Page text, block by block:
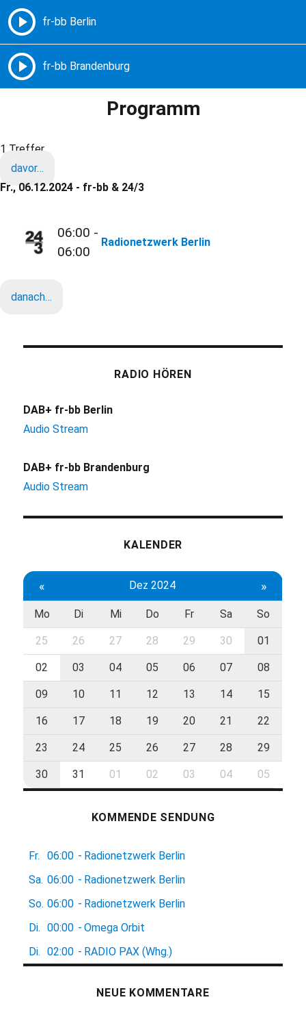
Freie Radios – Berlin Brandenburg
Programm
1 Treffer
davor…
Fr., 06.12.2024 - fr-bb & 24/3
06:00 -
06:00
Radionetzwerk Berlin
danach…
RADIO HÖREN
DAB+ fr-bb Berlin
Audio Stream
DAB+ fr-bb Brandenburg
Audio Stream
KALENDER
« Dez 2024 »
Mo Di Mi Do Fr Sa So
25 26 27 28 29 30 01
02 03 04 05 06 07 08
09 10 11 12 13 14 15
16 17 18 19 20 21 22
23 24 25 26 27 28 29
30 31 01 02 03 04 05
KOMMENDE SENDUNG
Fr. 06:00 - Radionetzwerk Berlin
Sa. 06:00 - Radionetzwerk Berlin
So. 06:00 - Radionetzwerk Berlin
Di.
00:00 - Omega Orbit
Di.
02:00 - RADIO PAX (Whg.)
NEUE KOMMENTARE